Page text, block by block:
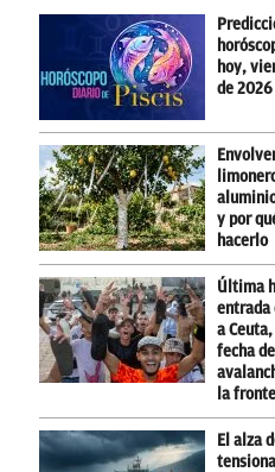
hoy,
de 2026
y por
hacerlo
Última
entrada
a
fecha
la
El alza